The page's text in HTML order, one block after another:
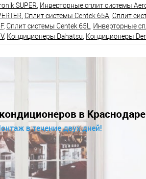
SUPER, Инверторные сплит системы
, Сплит системы Centek 65A, Сплит
, Сплит системы Centek 65L, Инверторные
, Кондиционеры Dahatsu, Кондиционеры
в Краснодаре
в течение двух дней!